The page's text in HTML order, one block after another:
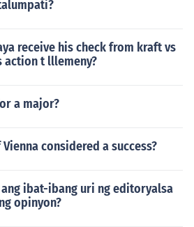
receive his check from kraft vs
action t lllemeny?
a major?
considered a success?
ibat-ibang uri ng editoryalsa
opinyon?